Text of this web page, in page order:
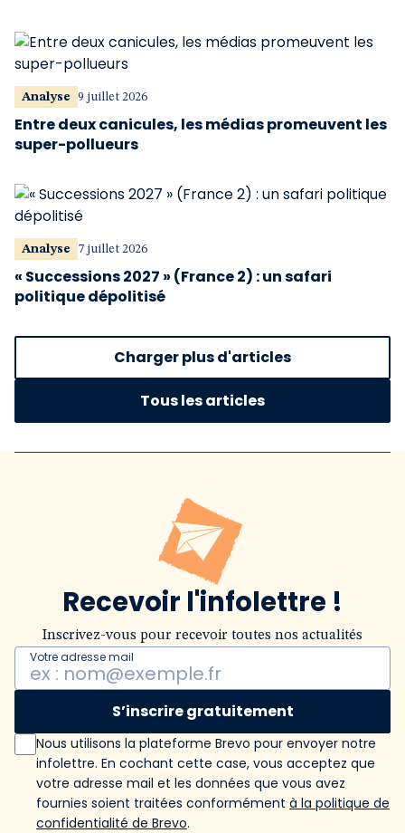
Analyse 9 juillet 2026
Entre deux canicules, les médias promeuvent les
super-pollueurs
Analyse 7 juillet 2026
« Successions 2027 » (France 2) : un safari
politique dépolitisé
Charger plus d'articles
Tous les articles
Recevoir l'infolettre !
Inscrivez-vous pour recevoir toutes nos actualités
Votre adresse mail
S’inscrire gratuitement
Nous utilisons la plateforme Brevo pour envoyer notre
infolettre. En cochant cette case, vous acceptez que
votre adresse mail et les données que vous avez
fournies soient traitées conformément à la politique de
confidentialité de Brevo.